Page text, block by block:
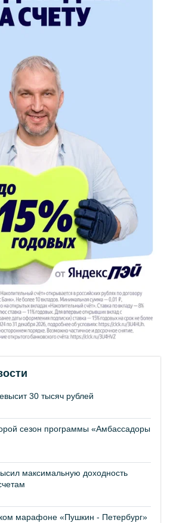
30 тысяч рублей
сезон программы «Амбассадоры
максимальную доходность
марафоне «Пушкин - Петербург»